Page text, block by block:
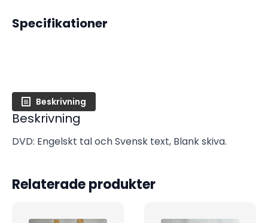
Specifikationer
Beskrivning
Beskrivning
DVD: Engelskt tal och Svensk text, Blank skiva.
Relaterade produkter